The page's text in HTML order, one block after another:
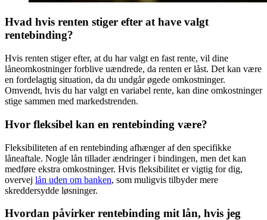
Hvad hvis renten stiger efter at have valgt
rentebinding?
Hvis renten stiger efter, at du har valgt en fast rente, vil dine
låneomkostninger forblive uændrede, da renten er låst. Det kan være
en fordelagtig situation, da du undgår øgede omkostninger.
Omvendt, hvis du har valgt en variabel rente, kan dine omkostninger
stige sammen med markedstrenden.
Hvor fleksibel kan en rentebinding være?
Fleksibiliteten af en rentebinding afhænger af den specifikke
låneaftale. Nogle lån tillader ændringer i bindingen, men det kan
medføre ekstra omkostninger. Hvis fleksibilitet er vigtig for dig,
overvej lån uden om banken, som muligvis tilbyder mere
skreddersydde løsninger.
Hvordan påvirker rentebinding mit lån, hvis jeg